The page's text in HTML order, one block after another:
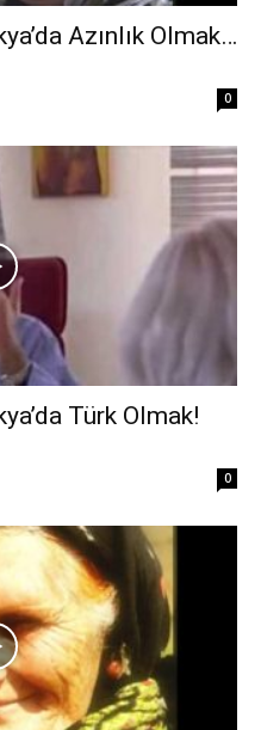
Azınlık Olmak…
0
Türk Olmak!
0